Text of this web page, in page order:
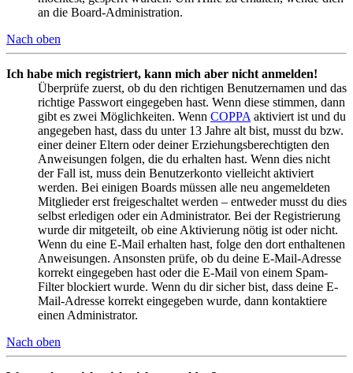
an die Board-Administration.
Nach oben
Ich habe mich registriert, kann mich aber nicht anmelden!
Überprüfe zuerst, ob du den richtigen Benutzernamen und das
richtige Passwort eingegeben hast. Wenn diese stimmen, dann
gibt es zwei Möglichkeiten. Wenn COPPA aktiviert ist und du
angegeben hast, dass du unter 13 Jahre alt bist, musst du bzw.
einer deiner Eltern oder deiner Erziehungsberechtigten den
Anweisungen folgen, die du erhalten hast. Wenn dies nicht
der Fall ist, muss dein Benutzerkonto vielleicht aktiviert
werden. Bei einigen Boards müssen alle neu angemeldeten
Mitglieder erst freigeschaltet werden – entweder musst du dies
selbst erledigen oder ein Administrator. Bei der Registrierung
wurde dir mitgeteilt, ob eine Aktivierung nötig ist oder nicht.
Wenn du eine E-Mail erhalten hast, folge den dort enthaltenen
Anweisungen. Ansonsten prüfe, ob du deine E-Mail-Adresse
korrekt eingegeben hast oder die E-Mail von einem Spam-
Filter blockiert wurde. Wenn du dir sicher bist, dass deine E-
Mail-Adresse korrekt eingegeben wurde, dann kontaktiere
einen Administrator.
Nach oben